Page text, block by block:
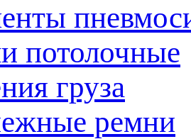
потолочные
груза
ремни